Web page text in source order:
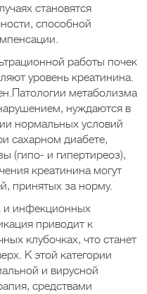
становятся
способной
работы почек
уровень креатинина.
метаболизма
нуждаются в
нормальных условий
сахарном диабете,
(гипо- и гипертиреоз),
креатинина могут
принятых за норму.
и инфекционных
приводит к
клубочках, что станет
К этой категории
и вирусной
средствами